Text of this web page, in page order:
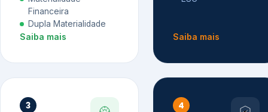
Financeira
Dupla Materialidade
Saiba mais
Saiba mais
3 4